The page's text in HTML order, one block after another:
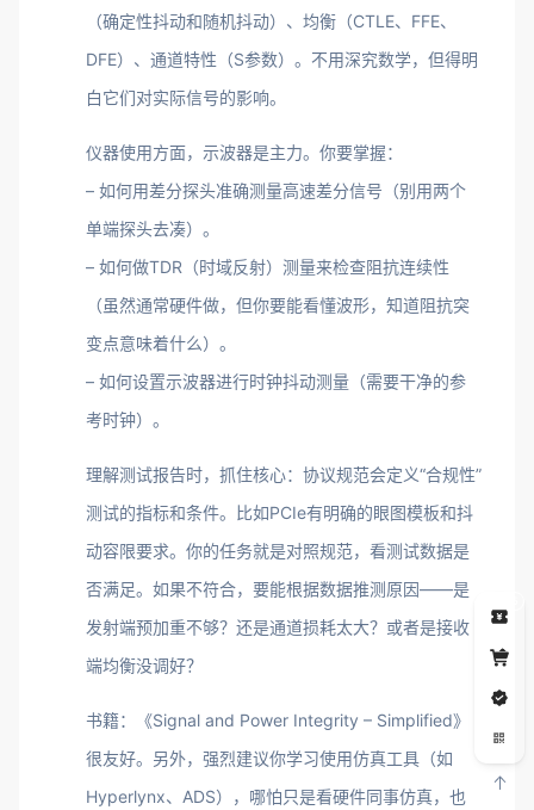
（确定性抖动和随机抖动）、均衡（CTLE、FFE、
DFE）、通道特性（S参数）。不用深究数学，但得明
白它们对实际信号的影响。
仪器使用方面，示波器是主力。你要掌握：
– 如何用差分探头准确测量高速差分信号（别用两个
单端探头去凑）。
– 如何做TDR（时域反射）测量来检查阻抗连续性
（虽然通常硬件做，但你要能看懂波形，知道阻抗突
变点意味着什么）。
– 如何设置示波器进行时钟抖动测量（需要干净的参
考时钟）。
理解测试报告时，抓住核心：协议规范会定义“合规性”
测试的指标和条件。比如PCIe有明确的眼图模板和抖
动容限要求。你的任务就是对照规范，看测试数据是
否满足。如果不符合，要能根据数据推测原因——是
发射端预加重不够？还是通道损耗太大？或者是接收
端均衡没调好？
书籍：《Signal and Power Integrity – Simplified》
很友好。另外，强烈建议你学习使用仿真工具（如
Hyperlynx、ADS），哪怕只是看硬件同事仿真，也